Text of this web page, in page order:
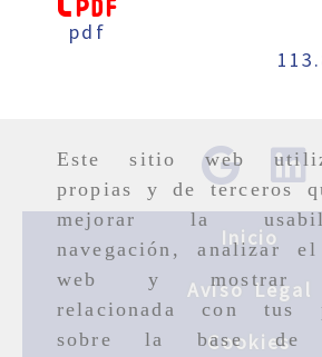
Este sitio web
propias y de terceros
mejorar la
navegación, analizar
web y mostrar
relacionada con tus
sobre la base de
pdf
Inicio
Aviso Legal
Cookies